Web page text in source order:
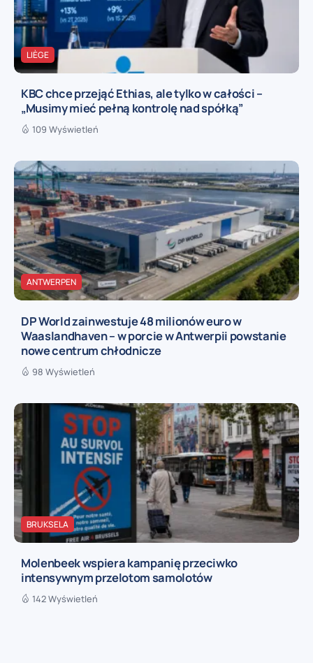
LIÈGE
KBC chce przejąć Ethias, ale tylko w całości –
„Musimy mieć pełną kontrolę nad spółką”
109 Wyświetleń
ANTWERPEN
DP World zainwestuje 48 milionów euro w
Waaslandhaven – w porcie w Antwerpii powstanie
nowe centrum chłodnicze
98 Wyświetleń
BRUKSELA
Molenbeek wspiera kampanię przeciwko
intensywnym przelotom samolotów
142 Wyświetleń